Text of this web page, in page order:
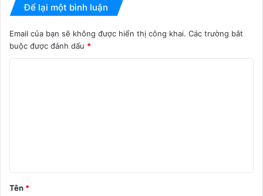
Để lại một bình luận
Email của bạn sẽ không được hiển thị công khai. Các trường bắt
buộc được đánh dấu *
ậ
n
Tên *